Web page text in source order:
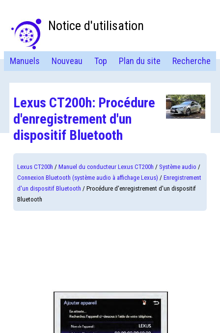
Notice d'utilisation
Manuels Nouveau Top Plan du site Recherche
Lexus CT200h: Procédure
d'enregistrement d'un
dispositif Bluetooth
Lexus CT200h /Manuel du conducteur Lexus CT200h / Système audio /
Connexion Bluetooth (système audio à affichage Lexus) /Enregistrement
d'un dispositif Bluetooth / Procédure d'enregistrement d'un dispositif
Bluetooth